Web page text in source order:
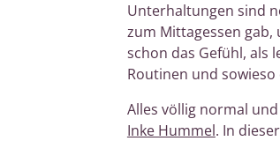
Unterhaltungen sind
zum Mittagessen
schon das Gefühl, als
Routinen und
Alles völlig normal
Inke Hummel. In